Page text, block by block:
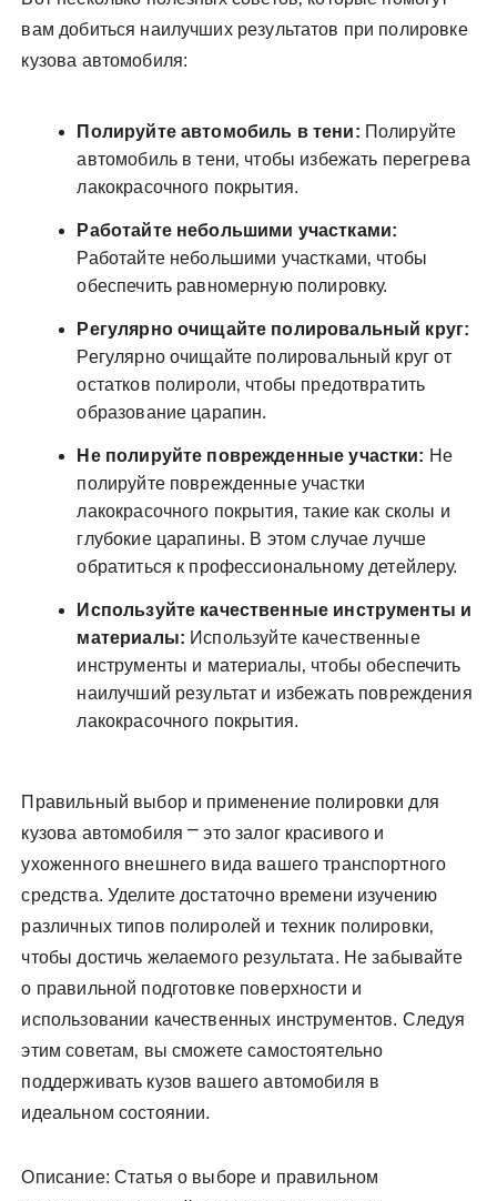
вам добиться наилучших результатов при полировке
кузова автомобиля:
Полируйте автомобиль в тени: Полируйте
автомобиль в тени‚ чтобы избежать перегрева
лакокрасочного покрытия.
Работайте небольшими участками:
Работайте небольшими участками‚ чтобы
обеспечить равномерную полировку.
Регулярно очищайте полировальный круг:
Регулярно очищайте полировальный круг от
остатков полироли‚ чтобы предотвратить
образование царапин.
Не полируйте поврежденные участки: Не
полируйте поврежденные участки
лакокрасочного покрытия‚ такие как сколы и
глубокие царапины. В этом случае лучше
обратиться к профессиональному детейлеру.
Используйте качественные инструменты и
материалы: Используйте качественные
инструменты и материалы‚ чтобы обеспечить
наилучший результат и избежать повреждения
лакокрасочного покрытия.
Правильный выбор и применение полировки для
кузова автомобиля ⎻ это залог красивого и
ухоженного внешнего вида вашего транспортного
средства. Уделите достаточно времени изучению
различных типов полиролей и техник полировки‚
чтобы достичь желаемого результата. Не забывайте
о правильной подготовке поверхности и
использовании качественных инструментов. Следуя
этим советам‚ вы сможете самостоятельно
поддерживать кузов вашего автомобиля в
идеальном состоянии.
Описание: Статья о выборе и правильном